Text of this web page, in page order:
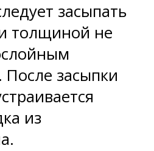
засыпать
толщиной не
засыпки
из